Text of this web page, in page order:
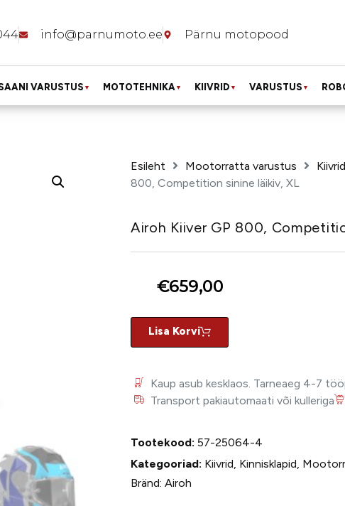
info@parnumoto.ee Pärnu motopood
VARUSTUS ▼ MOTOTEHNIKA▼ KIIVRID ▼ VARUSTUS ▼
Esileht Mootorratta varustus Kiivrid
800, Competition sinine läikiv, XL
Airoh Kiiver GP 800,
€659,00
Lisa Korvi
Kaup asub kesklaos. Tarneaeg 4-7
Transport pakiautomaati või kulleriga
Tootekood: 57-25064-4
Kategooriad: Kiivrid, Kinnisklapid,
Bränd: Airoh